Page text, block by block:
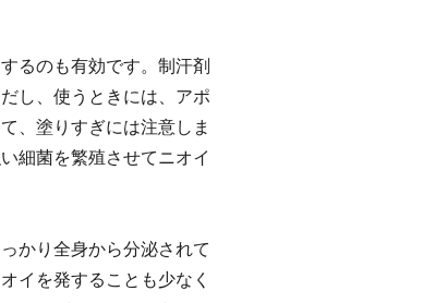
るのも有効です。制汗剤
し、使うときには、アポ
、塗りすぎには注意しま
細菌を繁殖させてニオイ
かり全身から分泌されて
イを発することも少なく